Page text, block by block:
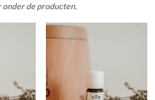
onder de producten.